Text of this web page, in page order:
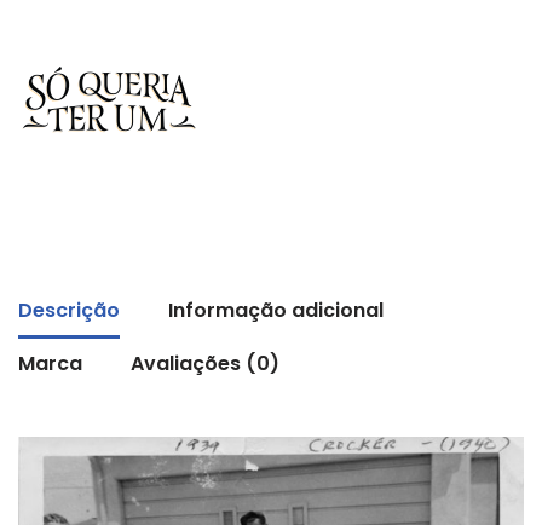
Descrição
Informação adicional
Marca
Avaliações (0)